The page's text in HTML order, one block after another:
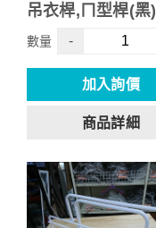
吊衣桿,ㄇ型桿(黑)
數量 -
加入詢價
商品詳細